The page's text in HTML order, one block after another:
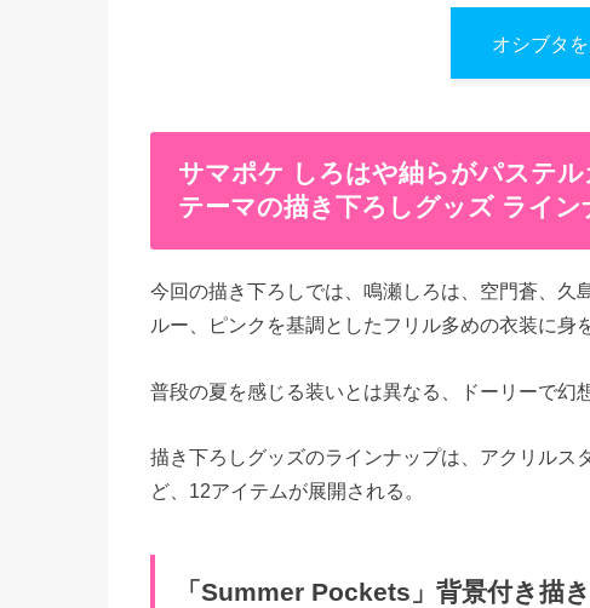
オシブタ
サマポケ しろはや紬らがパステル
テーマの描き下ろしグッズ ライン
今回の描き下ろしでは、鳴瀬しろは、空門蒼、
ルー、ピンクを基調としたフリル多めの衣装に身
普段の夏を感じる装いとは異なる、ドーリーで幻
描き下ろしグッズのラインナップは、アクリルス
ど、12アイテムが展開される。
「Summer Pockets」背景付き描